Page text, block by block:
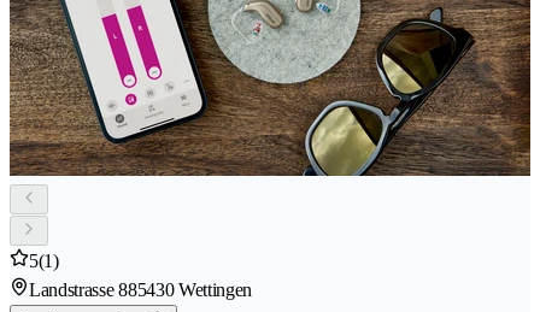
5(1)
Landstrasse 885430 Wettingen